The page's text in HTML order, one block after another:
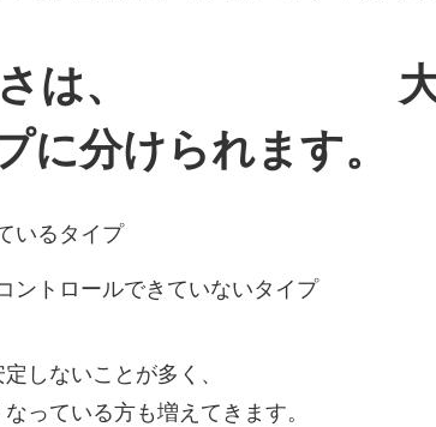
くさは、 大
に分けられます。
いるタイプ
ントロールできていないタイプ
しないことが多く、
っている方も増えてきます。